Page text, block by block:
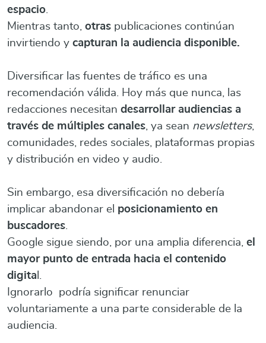
espacio.
Mientras tanto, otras publicaciones continúan
invirtiendo y capturan la audiencia disponible.
Diversificar las fuentes de tráfico es una
recomendación válida. Hoy más que nunca, las
redacciones necesitan desarrollar audiencias a
través de múltiples canales, ya sean newsletters,
comunidades, redes sociales, plataformas propias
y distribución en video y audio.
Sin embargo, esa diversificación no debería
implicar abandonar el posicionamiento en
buscadores.
Google sigue siendo, por una amplia diferencia, el
mayor punto de entrada hacia el contenido
digita l.
Ignorarlo podría significar renunciar
voluntariamente a una parte considerable de la
audiencia.